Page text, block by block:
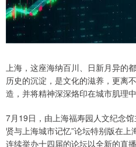
上海，这座海纳百川、日新月异的
历史的沉淀，是文化的滋养，更离
造，并将精神深深烙印在城市肌理中
7月19日，由上海福寿园人文纪念
贤与上海城市记忆”论坛特别版在
连续举办十四届的论坛以全新的直